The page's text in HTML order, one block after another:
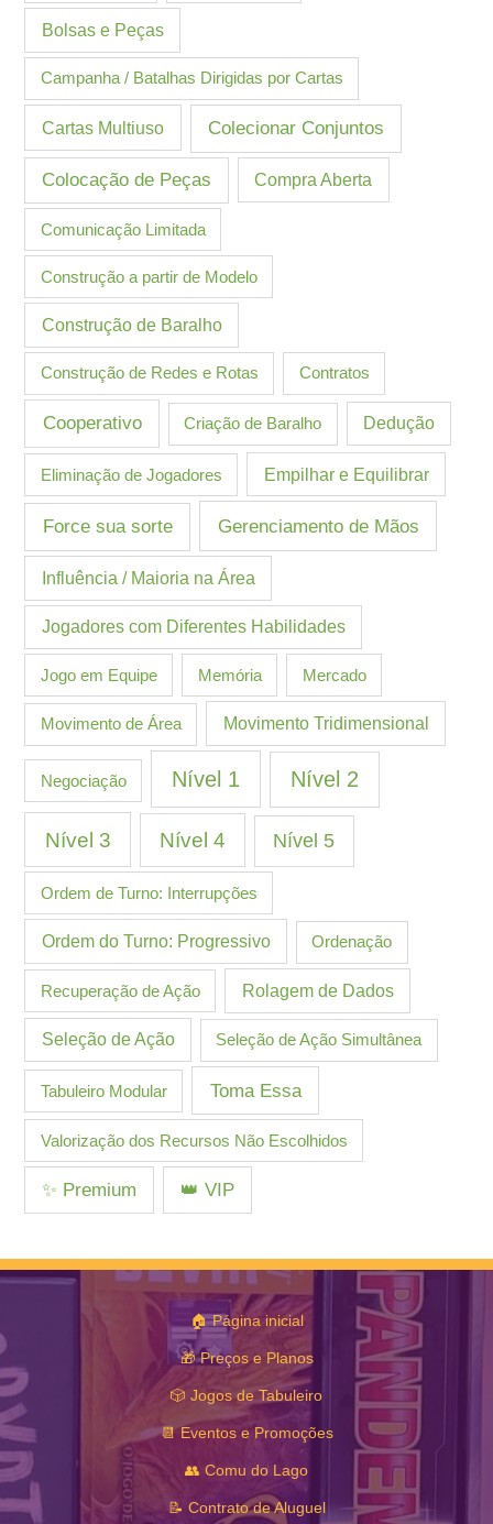
Bolsas e Peças
Campanha / Batalhas Dirigidas por Cartas
Cartas Multiuso Colecionar Conjuntos
Colocação de Peças Compra Aberta
Comunicação Limitada
Construção a partir de Modelo
Construção de Baralho
Construção de Redes e Rotas Contratos
Cooperativo Criação de Baralho Dedução
Eliminação de Jogadores Empilhar e Equilibrar
Force sua sorte Gerenciamento de Mãos
Influência / Maioria na Área
Jogadores com Diferentes Habilidades
Jogo em Equipe Memória Mercado
Movimento de Área Movimento Tridimensional
Negociação Nível 1 Nível 2
Nível 3 Nível 4 Nível 5
Ordem de Turno: Interrupções
Ordem do Turno: Progressivo Ordenação
Recuperação de Ação Rolagem de Dados
Seleção de Ação Seleção de Ação Simultânea
Tabuleiro Modular Toma Essa
Valorização dos Recursos Não Escolhidos
✨ Premium 👑 VIP
🏠 Página inicial
🎁 Preços e Planos
🎲 Jogos de Tabuleiro
📆 Eventos e Promoções
👥 Comu do Lago
📝 Contrato de Aluguel